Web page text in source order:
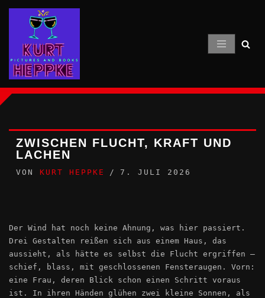
Inhalt
springen
ZWISCHEN FLUCHT, KRAFT UND
LACHEN
VON KURT HEPPKE 7. JULI 2026
Der Wind hat noch keine Ahnung, was hier passiert.
Drei Gestalten reißen sich aus einem Haus, das
aussieht, als hätte es selbst die Flucht ergriffen –
schief, blass, mit geschlossenen Fensteraugen. Vorn:
eine Frau, deren Blick schon einen Schritt voraus
ist. In ihren Händen glühen zwei kleine Sonnen, als